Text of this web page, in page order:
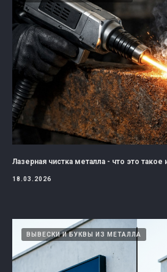
Лазерная чистка металла - что это такое
18.03.2026
ВЫВЕСКИ И БУКВЫ ИЗ МЕТАЛЛА